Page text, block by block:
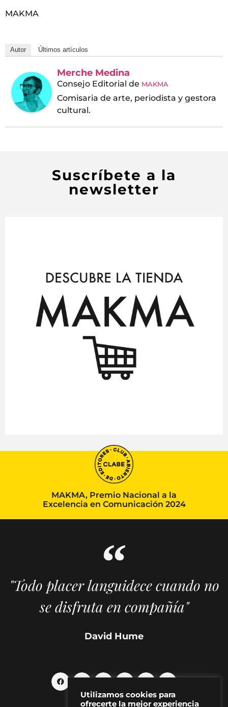
MAKMA
Autor Últimos artículos
Merche Medina
Consejo Editorial de MAKMA
Comisaria de arte, periodista y gestora
cultural.
Suscríbete a la
newsletter
MAKMA, Premio Nacional a la
Excelencia en Comunicación 2024
"Todo placer languidece cuando no
se disfruta en compañía"
David Hume
Utilizamos cookies para
ofrecerte la mejor experiencia